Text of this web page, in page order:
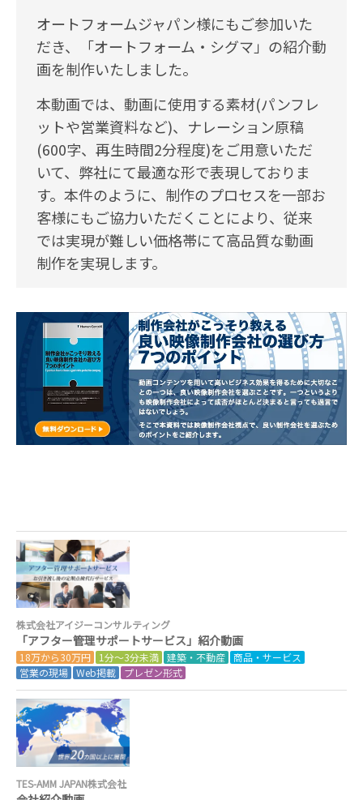
オートフォームジャパン様にもご参加いた
だき、「オートフォーム・シグマ」の紹介動
画を制作いたしました。
本動画では、動画に使用する素材(パンフレ
ットや営業資料など)、ナレーション原稿
(600字、再生時間2分程度)をご用意いただ
いて、弊社にて最適な形で表現しておりま
す。本件のように、制作のプロセスを一部お
客様にもご協力いただくことにより、従来
では実現が難しい価格帯にて高品質な動画
制作を実現します。
株式会社アイジーコンサルティング
「アフター管理サポートサービス」紹介動画
18万から30万円 1分～3分未満 建築・不動産 商品・サービス
営業の現場 Web掲載 プレゼン形式
TES-AMM JAPAN株式会社